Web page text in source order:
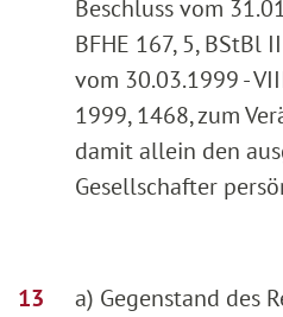
Beschluss vom
BFHE 167, 5, BStBl
vom 30.03.1999 -
1999, 1468, zum
damit allein den
Gesellschafter
a) Gegenstand des